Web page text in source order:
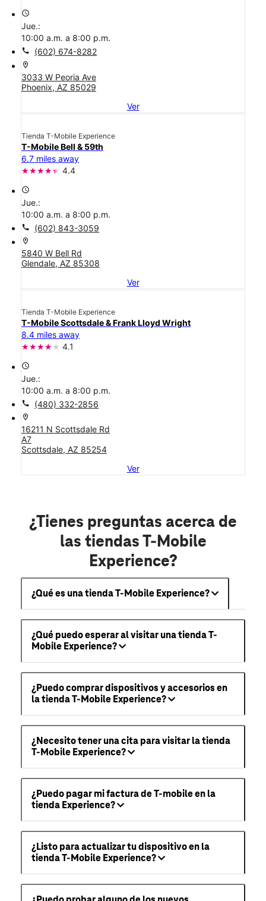
access_time
Jue.:
10:00 a.m. a 8:00 p.m.
call (602) 674-8282
location_on
3033 W Peoria Ave
Phoenix, AZ 85029
Ver
Tienda T-Mobile Experience
T-Mobile Bell & 59th
6.7 miles away
4.4
access_time
Jue.:
10:00 a.m. a 8:00 p.m.
call (602) 843-3059
location_on
5840 W Bell Rd
Glendale, AZ 85308
Ver
Tienda T-Mobile Experience
T-Mobile Scottsdale & Frank Lloyd Wright
8.4 miles away
4.1
access_time
Jue.:
10:00 a.m. a 8:00 p.m.
call (480) 332-2856
location_on
16211 N Scottsdale Rd
A7
Scottsdale, AZ 85254
Ver
¿Tienes preguntas acerca de
las tiendas T-Mobile
Experience?
¿Qué es una tienda T-Mobile Experience?
¿Qué puedo esperar al visitar una tienda T-
Mobile Experience?
¿Puedo comprar dispositivos y accesorios en
la tienda T-Mobile Experience?
¿Necesito tener una cita para visitar la tienda
T-Mobile Experience?
¿Puedo pagar mi factura de T-mobile en la
tienda Experience?
¿Listo para actualizar tu dispositivo en la
tienda T-Mobile Experience?